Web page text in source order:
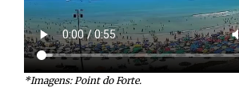
*Imagens: Point do Forte.